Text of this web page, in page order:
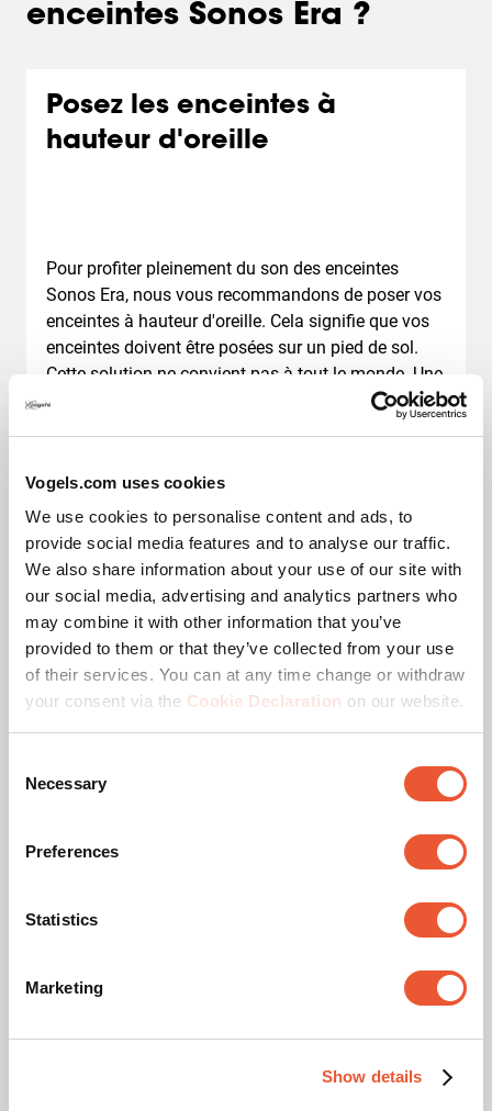
Vogels.com uses cookies
We use cookies to personalise content and ads, to
provide social media features and to analyse our traffic.
We also share information about your use of our site with
our social media, advertising and analytics partners who
may combine it with other information that you’ve
provided to them or that they’ve collected from your use
of their services. You can at any time change or withdraw
your consent via the Cookie Declaration on our website.
Selection
Necessary
Preferences
Statistics
Marketing
Show details
enceintes Sonos Era ?
Posez les enceintes à
hauteur d'oreille
Pour profiter pleinement du son des enceintes
Sonos Era, nous vous recommandons de poser vos
enceintes à hauteur d'oreille. Cela signifie que vos
enceintes doivent être posées sur un pied de sol.
Cette solution ne convient pas à tout le monde. Une
excellente alternative est donc la suspension de vos
enceintes. Vous pouvez ainsi poser les enceintes
proposons les deux solutions.
Possibilité d'installation de
vos enceintes Sonos Era 300
Vous tirerez le meilleur parti du son des Sonos Era
autour d'elles. La suspension est donc idéale.
Sonos recommande même de monter l'enceinte à
l'envers lorsqu'elle est suspendue en hauteur pour
une expérience sonore optimale. Les boutons de
Avec un support mural, vous garantissez également
l'enceinte est respectée. Il permet en outre de
direction.